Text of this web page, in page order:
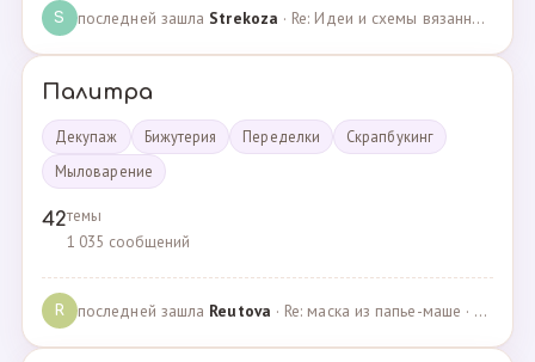
S последней зашла Strekoza · Re: Идеи и схемы вязанных шариков · 16.12.2020
Палитра
Декупаж Бижутерия Переделки
Скрапбукинг
Мыловарение
42темы
1 035 сообщений
R последней зашла Reutova · Re: маска из папье-маше · 20.12.2022